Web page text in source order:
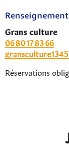
Grans culture
06 80 17 83 66
Réservations